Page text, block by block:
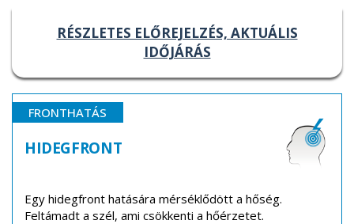
RÉSZLETES ELŐREJELZÉS, AKTUÁLIS
IDŐJÁRÁS
FRONTHATÁS
HIDEGFRONT
Egy hidegfront hatására mérséklődött a hőség.
Feltámadt a szél, ami csökkenti a hőérzetet.